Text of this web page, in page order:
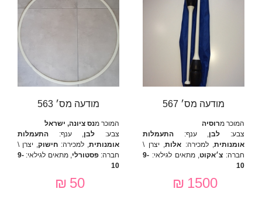
מודעה מס׳ 567
המוכר מרוסיה
צבע: לבן, ענף: התעמלות
אומנותית, למכירה: אלות, יצרן \
חברה: צ׳אקוט, מתאים לגילאי: 9-
10
1500 ₪
מודעה מס׳ 563
המוכר מנס ציונה, ישראל
צבע: לבן, ענף: התעמלות
אומנותית, למכירה: חישוק, יצרן \
חברה:פסטורלי, מתאים לגילאי: 9-
10
50 ₪